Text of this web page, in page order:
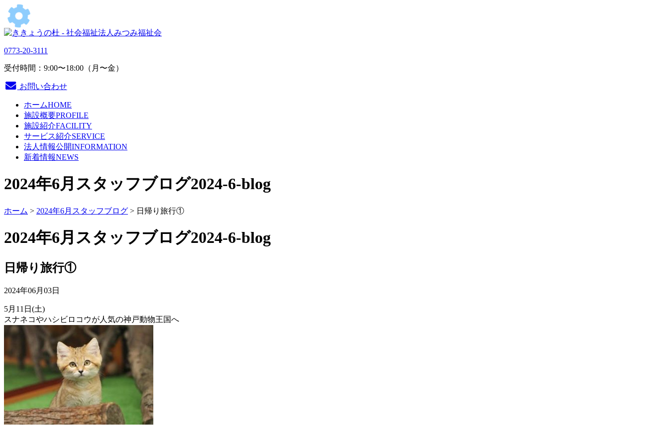
0773-20-3111
受付時間：9:00〜18:00（月〜金）
お問い合わせ
ホームHOME
施設概要PROFILE
施設紹介FACILITY
サービス紹介SERVICE
法人情報公開INFORMATION
新着情報NEWS
2024年6月スタッフブログ2024-6-blog
ホーム > 2024年6月スタッフブログ > 日帰り旅行①
2024年6月スタッフブログ2024-6-blog
日帰り旅行①
2024年06月03日
5月11日(土)
スナネコやハシビロコウが人気の神戸動物王国へ